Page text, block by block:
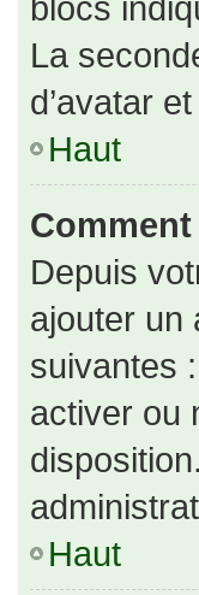
La
d’avatar
Haut
Depuis
ajouter un
suivantes
activer ou
Haut